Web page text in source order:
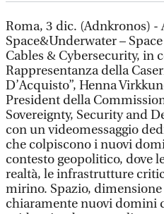
Roma, 3 dic. (Adnkronos) -
Space&Underwater –
Cables & Cybersecurity, in
Rappresentanza della
D’Acquisto”, Henna
President della
Sovereignty, Security and
con un videomessaggio
che colpiscono i nuovi
contesto geopolitico, dove
realtà, le infrastrutture
mirino. Spazio,
chiaramente nuovi domini